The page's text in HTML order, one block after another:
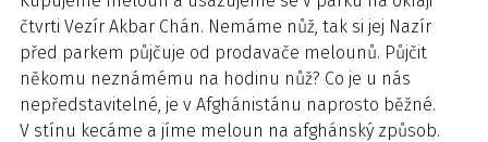
čtvrti Vezír Akbar Chán. Nemáme nůž, tak si jej Nazír
před parkem půjčuje od prodavače melounů. Půjčit
někomu neznámému na hodinu nůž? Co je u nás
nepředstavitelné, je v Afghánistánu naprosto běžné.
V stínu kecáme a jíme meloun na afghánský způsob.